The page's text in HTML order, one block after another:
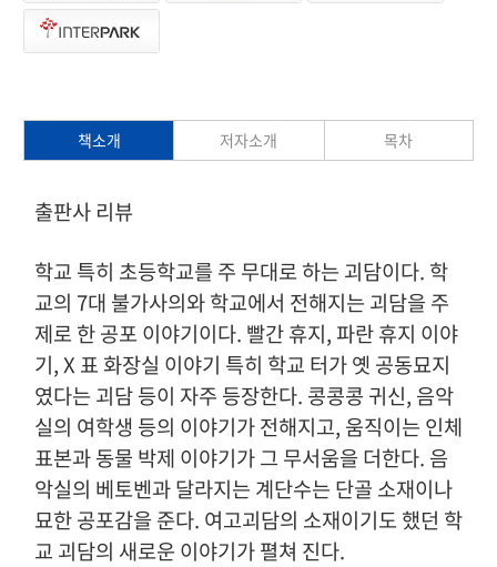
책소개 저자소개 목차
출판사 리뷰
학교 특히 초등학교를 주 무대로 하는 괴담이다. 학
교의 7대 불가사의와 학교에서 전해지는 괴담을 주
제로 한 공포 이야기이다. 빨간 휴지, 파란 휴지 이야
기, X 표 화장실 이야기 특히 학교 터가 옛 공동묘지
였다는 괴담 등이 자주 등장한다. 콩콩콩 귀신, 음악
실의 여학생 등의 이야기가 전해지고, 움직이는 인체
표본과 동물 박제 이야기가 그 무서움을 더한다. 음
악실의 베토벤과 달라지는 계단수는 단골 소재이나
묘한 공포감을 준다. 여고괴담의 소재이기도 했던 학
교 괴담의 새로운 이야기가 펼쳐 진다.